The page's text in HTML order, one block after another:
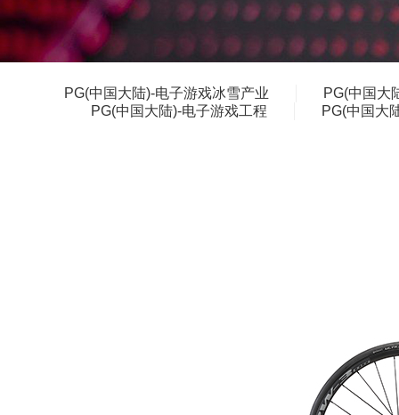
PG(中国大陆)-电子游戏冰雪产业
PG(中国大
PG(中国大陆)-电子游戏工程
PG(中国大